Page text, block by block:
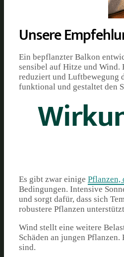
Unsere
Ein bepflanzter Balkon
sensibel auf Hitze und Wind.
reduziert und Luftbewegung
funktional und gestaltet den
Es gibt zwar einige Pflanzen,
Bedingungen. Intensive
und sorgt dafür, dass sich
robustere Pflanzen
Wind stellt eine weitere
Schäden an jungen
sind.